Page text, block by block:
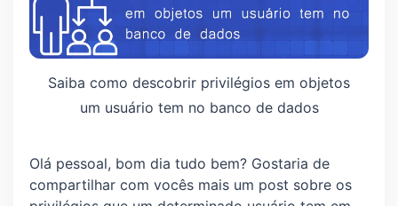
Saiba como descobrir privilégios em objetos
um usuário tem no banco de dados
Olá pessoal, bom dia tudo bem? Gostaria de
compartilhar com vocês mais um post sobre os